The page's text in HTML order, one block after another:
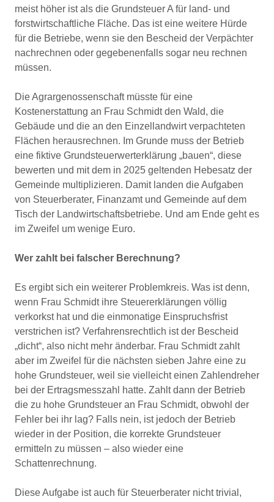
meist höher ist als die Grundsteuer A für land- und
forstwirtschaftliche Fläche. Das ist eine weitere Hürde
für die Betriebe, wenn sie den Bescheid der Verpächter
nachrechnen oder gegebenenfalls sogar neu rechnen
müssen.
Die Agrargenossenschaft müsste für eine
Kostenerstattung an Frau Schmidt den Wald, die
Gebäude und die an den Einzellandwirt verpachteten
Flächen herausrechnen. Im Grunde muss der Betrieb
eine fiktive Grundsteuerwerterklärung „bauen“, diese
bewerten und mit dem in 2025 geltenden Hebesatz der
Gemeinde multiplizieren. Damit landen die Aufgaben
von Steuerberater, Finanzamt und Gemeinde auf dem
Tisch der Landwirtschaftsbetriebe. Und am Ende geht es
im Zweifel um wenige Euro.
Wer zahlt bei falscher Berechnung?
Es ergibt sich ein weiterer Problemkreis. Was ist denn,
wenn Frau Schmidt ihre Steuererklärungen völlig
verkorkst hat und die einmonatige Einspruchsfrist
verstrichen ist? Verfahrensrechtlich ist der Bescheid
„dicht“, also nicht mehr änderbar. Frau Schmidt zahlt
aber im Zweifel für die nächsten sieben Jahre eine zu
hohe Grundsteuer, weil sie vielleicht einen Zahlendreher
bei der Ertragsmesszahl hatte. Zahlt dann der Betrieb
die zu hohe Grundsteuer an Frau Schmidt, obwohl der
Fehler bei ihr lag? Falls nein, ist jedoch der Betrieb
wieder in der Position, die korrekte Grundsteuer
ermitteln zu müssen – also wieder eine
Schattenrechnung.
Diese Aufgabe ist auch für Steuerberater nicht trivial,